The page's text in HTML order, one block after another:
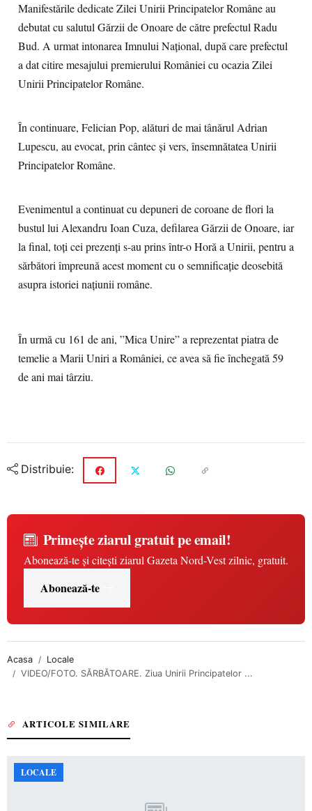
Manifestările dedicate Zilei Unirii Principatelor Române au
debutat cu salutul Gărzii de Onoare de către prefectul Radu
Bud. A urmat intonarea Imnului Național, după care prefectul
a dat citire mesajului premierului României cu ocazia Zilei
Unirii Principatelor Române.
În continuare, Felician Pop, alături de mai tânărul Adrian
Lupescu, au evocat, prin cântec și vers, însemnătatea Unirii
Principatelor Române.
Evenimentul a continuat cu depuneri de coroane de flori la
bustul lui Alexandru Ioan Cuza, defilarea Gărzii de Onoare, iar
la final, toți cei prezenți s-au prins într-o Horă a Unirii, pentru a
sărbători împreună acest moment cu o semnificație deosebită
asupra istoriei națiunii române.
În urmă cu 161 de ani, ”Mica Unire” a reprezentat piatra de
temelie a Marii Uniri a României, ce avea să fie închegată 59
de ani mai târziu.
Distribuie:
Primește ziarul gratuit pe email!
Abonează-te și citești ziarul Gazeta Nord-Vest zilnic, gratuit.
Abonează-te
Acasa
Locale
VIDEO/FOTO. SĂRBĂTOARE. Ziua Unirii Principatelor ...
ARTICOLE SIMILARE
LOCALE